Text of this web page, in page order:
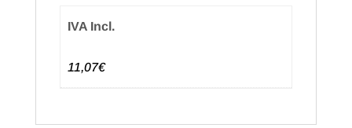
IVA Incl.
11,07€